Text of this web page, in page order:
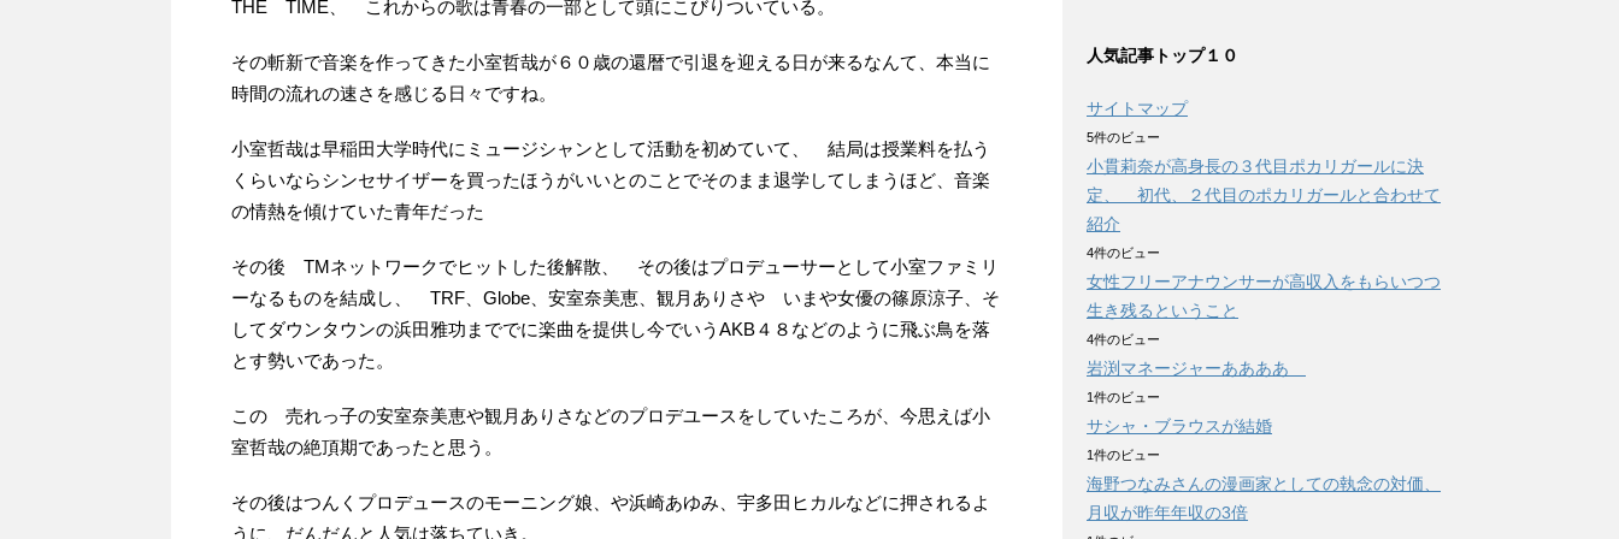
THE TIME、 これからの歌は青春の一部として頭にこびりついている。
その斬新で音楽を作ってきた小室哲哉が６０歳の還暦で引退を迎える日が来るなんて、本当に
時間の流れの速さを感じる日々ですね。
小室哲哉は早稲田大学時代にミュージシャンとして活動を初めていて、 結局は授業料を払う
くらいならシンセサイザーを買ったほうがいいとのことでそのまま退学してしまうほど、音楽
の情熱を傾けていた青年だった
その後 TMネットワークでヒットした後解散、 その後はプロデューサーとして小室ファミリ
ーなるものを結成し、 TRF、Globe、安室奈美恵、観月ありさや いまや女優の篠原涼子、そ
してダウンタウンの浜田雅功まででに楽曲を提供し今でいうAKB４８などのように飛ぶ鳥を落
とす勢いであった。
この 売れっ子の安室奈美恵や観月ありさなどのプロデユースをしていたころが、今思えば小
室哲哉の絶頂期であったと思う。
その後はつんくプロデュースのモーニング娘、や浜崎あゆみ、宇多田ヒカルなどに押されるよ
うに、だんだんと人気は落ちていき。
人気記事トップ１０
サイトマップ
5件のビュー
小貫莉奈が高身長の３代目ポカリガールに決
定、 初代、２代目のポカリガールと合わせて
紹介
4件のビュー
女性フリーアナウンサーが高収入をもらいつつ
生き残るということ
4件のビュー
岩渕マネージャーああああ
1件のビュー
サシャ・ブラウスが結婚
1件のビュー
海野つなみさんの漫画家としての執念の対価、
月収が昨年年収の3倍